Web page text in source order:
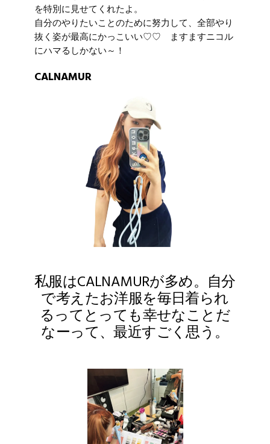
を特別に見せてくれたよ。
自分のやりたいことのために努力して、全部やり
抜く姿が最高にかっこいい♡♡ ますますニコル
にハマるしかない～！
CALNAMUR
私服はCALNAMURが多め。自分
で考えたお洋服を毎日着られ
るってとっても幸せなことだ
なーって、最近すごく思う。